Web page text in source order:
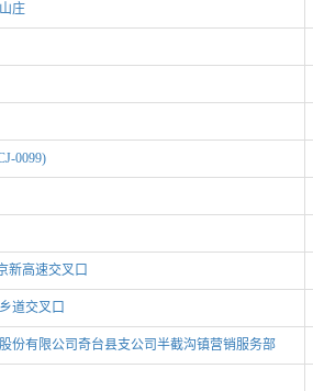
庄
0099)
新高速交叉口
道交叉口
份有限公司奇台县支公司半截沟镇营销服务部